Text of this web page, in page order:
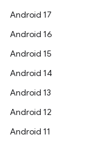
Android 17
Android 16
Android 15
Android 14
Android 13
Android 12
Android 11